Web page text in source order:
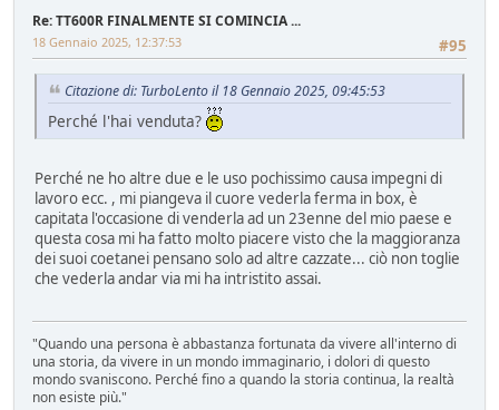
Re: TT600R FINALMENTE SI COMINCIA ...
#95
18 Gennaio 2025, 12:37:53
Citazione di: TurboLento il 18 Gennaio 2025, 09:45:53
Perché l'hai venduta?
Perché ne ho altre due e le uso pochissimo causa impegni di
lavoro ecc. , mi piangeva il cuore vederla ferma in box, è
capitata l'occasione di venderla ad un 23enne del mio paese e
questa cosa mi ha fatto molto piacere visto che la maggioranza
dei suoi coetanei pensano solo ad altre cazzate... ciò non toglie
che vederla andar via mi ha intristito assai.
"Quando una persona è abbastanza fortunata da vivere all'interno di
una storia, da vivere in un mondo immaginario, i dolori di questo
mondo svaniscono. Perché fino a quando la storia continua, la realtà
non esiste più."